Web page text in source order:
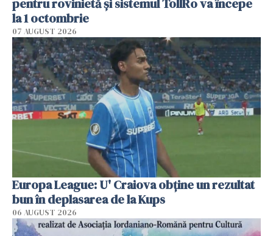
pentru rovinietă şi sistemul TollRo va începe
la 1 octombrie
07 AUGUST 2026
Europa League: U' Craiova obține un rezultat
bun în deplasarea de la Kups
06 AUGUST 2026